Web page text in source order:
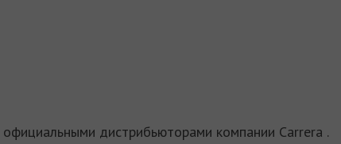
дистрибьюторами компании Carrera .